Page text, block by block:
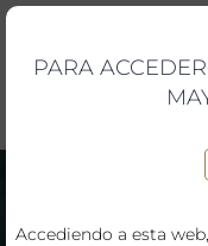
Saltar
contenido
PARA
Accediendo a esta